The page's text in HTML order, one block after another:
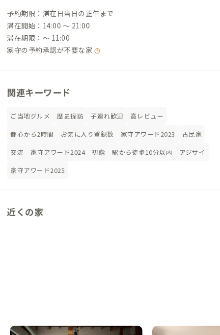
予約期限：滞在日当日の正午まで
滞在開始：14:00 〜 21:00
滞在期限：〜 11:00
家守の予約承認が不要な家
関連キーワード
ご当地グルメ 歴史探訪 子連れ歓迎
高レビュー
都心から2時間
お気に入り登録数 家守アワード2023
古民家
交流
家守アワード2024 初詣 駅から徒歩10分以内
アジサイ
家守アワード2025
近くの家